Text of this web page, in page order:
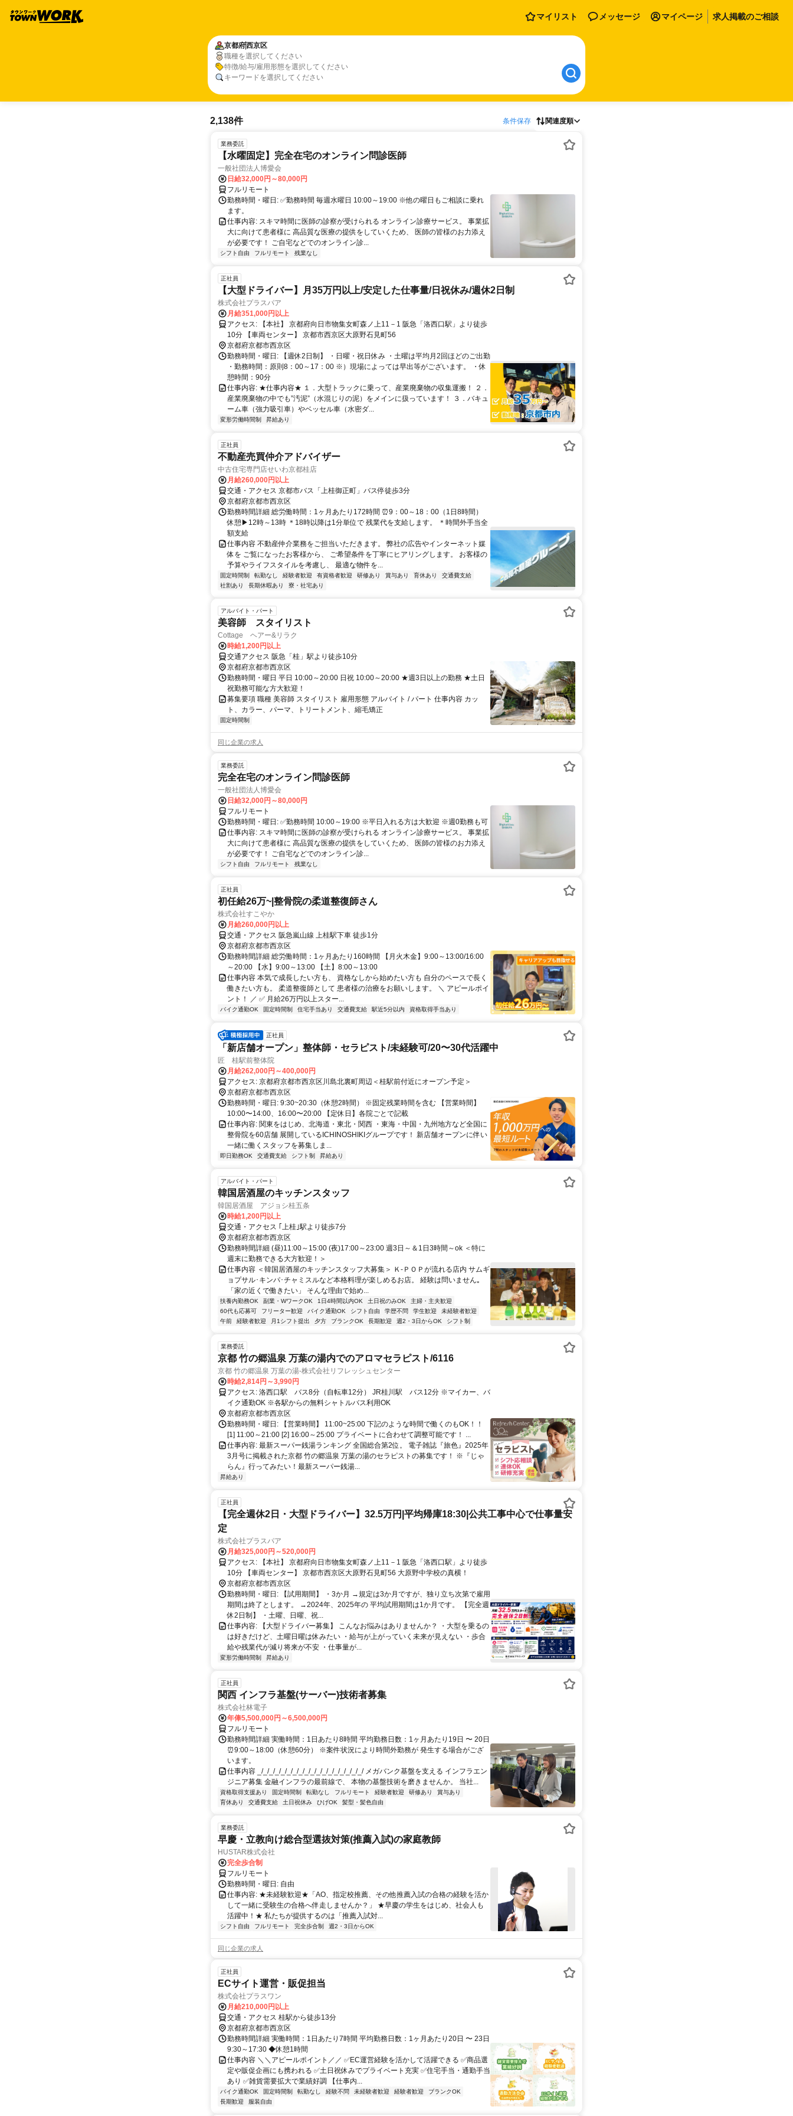
マイリスト メッセージ マイページ 求人掲載のご相談
京都府西京区
職種を選択してください
特徴/給与/雇用形態を選択してください
キーワードを選択してください
2,138件 条件保存 関連度順
業務委託
【水曜固定】完全在宅のオンライン問診医師
一般社団法人博愛会
日給32,000円～80,000円
フルリモート
勤務時間・曜日: ✅勤務時間 毎週水曜日 10:00～19:00 ※他の曜日もご相談に乗れ
ます。
仕事内容: スキマ時間に医師の診察が受けられる オンライン診療サービス。 事業拡
大に向けて患者様に 高品質な医療の提供をしていくため、 医師の皆様のお力添え
が必要です！ ご自宅などでのオンライン診...
シフト自由 フルリモート 残業なし
正社員
【大型ドライバー】月35万円以上/安定した仕事量/日祝休み/週休2日制
株式会社プラスパア
月給351,000円以上
アクセス: 【本社】 京都府向日市物集女町森ノ上11－1 阪急「洛西口駅」より徒歩
10分 【車両センター】 京都市西京区大原野石見町56
京都府京都市西京区
勤務時間・曜日: 【週休2日制】 ・日曜・祝日休み ・土曜は平均月2回ほどのご出勤
・勤務時間：原則8：00～17：00 ※）現場によっては早出等がございます。 ・休
憩時間：90分
仕事内容: ★仕事内容★ １．大型トラックに乗って、産業廃棄物の収集運搬！ ２．
産業廃棄物の中でも”汚泥”（水混じりの泥）をメインに扱っています！ ３．バキュ
ーム車（強力吸引車）やベッセル車（水密ダ...
変形労働時間制 昇給あり
正社員
不動産売買仲介アドバイザー
中古住宅専門店せいわ京都桂店
月給260,000円以上
交通・アクセス 京都市バス「上桂御正町」バス停徒歩3分
京都府京都市西京区
勤務時間詳細 総労働時間：1ヶ月あたり172時間 ⏰9：00～18：00（1日8時間）
休憩▶12時～13時 ＊18時以降は1分単位で 残業代を支給します。 ＊時間外手当全
額支給
仕事内容 不動産仲介業務をご担当いただきます。 弊社の広告やインターネット媒
体を ご覧になったお客様から、 ご希望条件を丁寧にヒアリングします。 お客様の
予算やライフスタイルを考慮し、 最適な物件を...
固定時間制 転勤なし 経験者歓迎 有資格者歓迎 研修あり 賞与あり 育休あり
交通費支給
社割あり
長期休暇あり 寮・社宅あり
アルバイト・パート
美容師 スタイリスト
Cottage ヘアー&リラク
時給1,200円以上
交通アクセス 阪急「桂」駅より徒歩10分
京都府京都市西京区
勤務時間・曜日 平日 10:00～20:00 日祝 10:00～20:00 ★週3日以上の勤務 ★土日
祝勤務可能な方大歓迎！
募集要項 職種 美容師 スタイリスト 雇用形態 アルバイト / パート 仕事内容 カッ
ト、カラー、パーマ、トリートメント、縮毛矯正
固定時間制
同じ企業の求人
業務委託
完全在宅のオンライン問診医師
一般社団法人博愛会
日給32,000円～80,000円
フルリモート
勤務時間・曜日: ✅勤務時間 10:00～19:00 ※平日入れる方は大歓迎 ※週0勤務も可
仕事内容: スキマ時間に医師の診察が受けられる オンライン診療サービス。 事業拡
大に向けて患者様に 高品質な医療の提供をしていくため、 医師の皆様のお力添え
が必要です！ ご自宅などでのオンライン診...
シフト自由 フルリモート 残業なし
正社員
初任給26万~|整骨院の柔道整復師さん
株式会社すこやか
月給260,000円以上
交通・アクセス 阪急嵐山線 上桂駅下車 徒歩1分
京都府京都市西京区
勤務時間詳細 総労働時間：1ヶ月あたり160時間 【月火木金】9:00～13:00/16:00
～20:00 【水】9:00～13:00 【土】8:00～13:00
仕事内容 本気で成長したい方も、 資格なしから始めたい方も 自分のペースで長く
働きたい方も。 柔道整復師として 患者様の治療をお願いします。 ＼ アピールポイ
ント！ ／ ✅ 月給26万円以上スター...
バイク通勤OK 固定時間制 住宅手当あり 交通費支給 駅近5分以内 資格取得手当あり
正社員
「新店舗オープン」整体師・セラピスト/未経験可/20〜30代活躍中
匠 桂駅前整体院
月給262,000円～400,000円
アクセス: 京都府京都市西京区川島北裏町周辺＜桂駅前付近にオープン予定＞
京都府京都市西京区
勤務時間・曜日: 9:30~20:30（休憩2時間） ※固定残業時間を含む 【営業時間】
10:00〜14:00、16:00〜20:00 【定休日】各院ごとで記載
仕事内容: 関東をはじめ、北海道・東北・関西 ・東海・中国・九州地方など全国に
整骨院を60店舗 展開しているICHINOSHIKIグループです！ 新店舗オープンに伴い
一緒に働くスタッフを募集しま...
即日勤務OK 交通費支給 シフト制 昇給あり
アルバイト・パート
韓国居酒屋のキッチンスタッフ
韓国居酒屋 アジョシ桂五条
時給1,200円以上
交通・アクセス ｢上桂｣駅より徒歩7分
京都府京都市西京区
勤務時間詳細 (昼)11:00～15:00 (夜)17:00～23:00 週3日～＆1日3時間～ok ＜特に
週末に勤務できる大方歓迎！＞
仕事内容 ＜韓国居酒屋のキッチンスタッフ大募集＞ Ｋ-ＰＯＰが流れる店内 サムギ
ョプサル･キンパ･チャミスルなど本格料理が楽しめるお店。 経験は問いません｡
「家の近くで働きたい」 そんな理由で始め...
扶養内勤務OK 副業・WワークOK 1日4時間以内OK 土日祝のみOK
主婦・主夫歓迎
60代も応募可
フリーター歓迎 バイク通勤OK シフト自由 学歴不問 学生歓迎
未経験者歓迎
午前
経験者歓迎 月1シフト提出 夕方 ブランクOK 長期歓迎 週2・3日からOK シフト制
業務委託
京都 竹の郷温泉 万葉の湯内でのアロマセラピスト/6116
京都 竹の郷温泉 万葉の湯-株式会社リフレッシュセンター
時給2,814円～3,990円
アクセス: 洛西口駅 バス8分（自転車12分） JR桂川駅 バス12分 ※マイカー、バ
イク通勤OK ※各駅からの無料シャトルバス利用OK
京都府京都市西京区
勤務時間・曜日: 【営業時間】 11:00~25:00 下記のような時間で働くのもOK！！
[1] 11:00～21:00 [2] 16:00～25:00 プライベートに合わせて調整可能です！ ...
仕事内容: 最新スーパー銭湯ランキング 全国総合第2位。 電子雑誌『旅色』2025年
3月号に掲載された京都 竹の郷温泉 万葉の湯のセラピストの募集です！ ※『じゃ
らん』行ってみたい！最新スーパー銭湯...
昇給あり
正社員
【完全週休2日・大型ドライバー】32.5万円|平均帰庫18:30|公共工事中心で仕事量安
定
株式会社プラスパア
月給325,000円～520,000円
アクセス: 【本社】 京都府向日市物集女町森ノ上11－1 阪急「洛西口駅」より徒歩
10分 【車両センター】 京都市西京区大原野石見町56 大原野中学校の真横！
京都府京都市西京区
勤務時間・曜日: 【試用期間】 ・3か月 →規定は3か月ですが、独り立ち次第で雇用
期間は終了とします。 →2024年、2025年の 平均試用期間は1か月です。 【完全週
休2日制】 ・土曜、日曜、祝...
仕事内容: 【大型ドライバー募集】 こんなお悩みはありませんか？ ・大型を乗るの
は好きだけど、土曜日曜は休みたい ・給与が上がっていく未来が見えない ・歩合
給や残業代が減り将来が不安 ・仕事量が...
変形労働時間制 昇給あり
正社員
関西 インフラ基盤(サーバー)技術者募集
株式会社林電子
年俸5,500,000円～6,500,000円
フルリモート
勤務時間詳細 実働時間：1日あたり8時間 平均勤務日数：1ヶ月あたり19日 〜 20日
⏰9:00～18:00（休憩60分） ※案件状況により時間外勤務が 発生する場合がござ
います。
仕事内容 _/_/_/_/_/_/_/_/_/_/_/_/_/_/_/_/_/_/ メガバンク基盤を支える インフラエン
ジニア募集 金融インフラの最前線で、 本物の基盤技術を磨きませんか。 当社...
資格取得支援あり 固定時間制 転勤なし フルリモート 経験者歓迎 研修あり
賞与あり
育休あり
交通費支給 土日祝休み ひげOK 髪型・髪色自由
業務委託
早慶・立教向け総合型選抜対策(推薦入試)の家庭教師
HUSTAR株式会社
完全歩合制
フルリモート
勤務時間・曜日: 自由
仕事内容: ★未経験歓迎★「AO、指定校推薦、その他推薦入試の合格の経験を活か
して一緒に受験生の合格へ伴走しませんか？」 ★早慶の学生をはじめ、社会人も
活躍中！★ 私たちが提供するのは「推薦入試対...
シフト自由 フルリモート 完全歩合制 週2・3日からOK
同じ企業の求人
正社員
ECサイト運営・販促担当
株式会社プラスワン
月給210,000円以上
交通・アクセス 桂駅から徒歩13分
京都府京都市西京区
勤務時間詳細 実働時間：1日あたり7時間 平均勤務日数：1ヶ月あたり20日 〜 23日
9:30～17:30 ◆休憩1時間
仕事内容 ＼＼アピールポイント／／ ✅EC運営経験を活かして活躍できる ✅商品選
定や販促企画にも携われる ✅土日祝休みでプライベート充実 ✅住宅手当・通勤手当
あり ✅雑貨需要拡大で業績好調 【仕事内...
バイク通勤OK 固定時間制 転勤なし 経験不問 未経験者歓迎 経験者歓迎
ブランクOK
長期歓迎
服装自由